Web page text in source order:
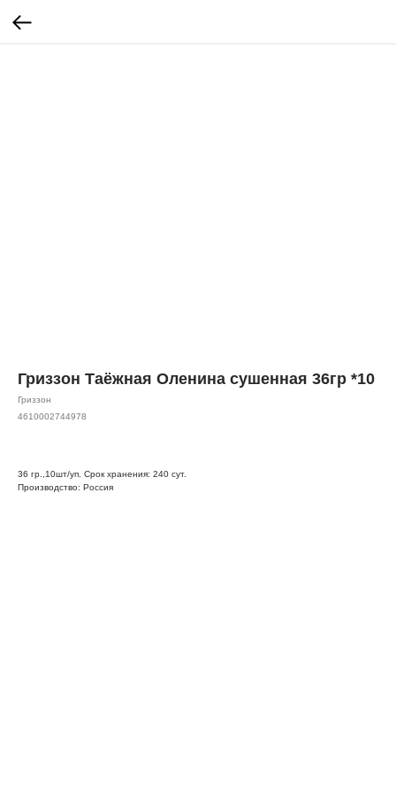
Гриззон Таёжная Оленина сушенная 36гр *10
Гриззон
4610002744978
36 гр.,10шт/уп. Срок хранения: 240 сут.
Производство: Россия